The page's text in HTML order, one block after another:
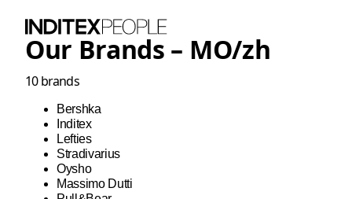
Our Brands – MO/zh
10brands
Bershka
Inditex
Lefties
Stradivarius
Oysho
Massimo Dutti